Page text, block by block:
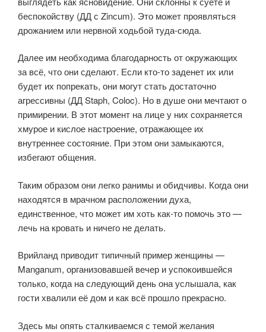
беспокойству (ДД с Zinсum). Это может проявляться
дрожанием или нервной ходьбой туда-сюда.
Далее им необходима благодарность от окружающих
за всё, что они сделают. Если кто-то заденет их или
будет их попрекать, они могут стать достаточно
агрессивны (ДД Staph, Coloc). Но в душе они мечтают о
примирении. В этот момент на лице у них сохраняется
хмурое и кислое настроение, отражающее их
внутреннее состояние. При этом они замыкаются,
избегают общения.
Таким образом они легко ранимы и обидчивы. Когда они
находятся в мрачном расположении духа,
единственное, что может им хоть как-то помочь это —
лечь на кровать и ничего не делать.
Врийланд приводит типичный пример женщины —
Manganum, организовавшей вечер и успокоившейся
только, когда на следующий день она услышала, как
гости хвалили её дом и как всё прошло прекрасно.
Здесь мы опять сталкиваемся с темой желания